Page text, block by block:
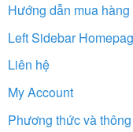
Hướng dẫn mua hàng
Left Sidebar
Liên hệ
My Account
Phương thức và